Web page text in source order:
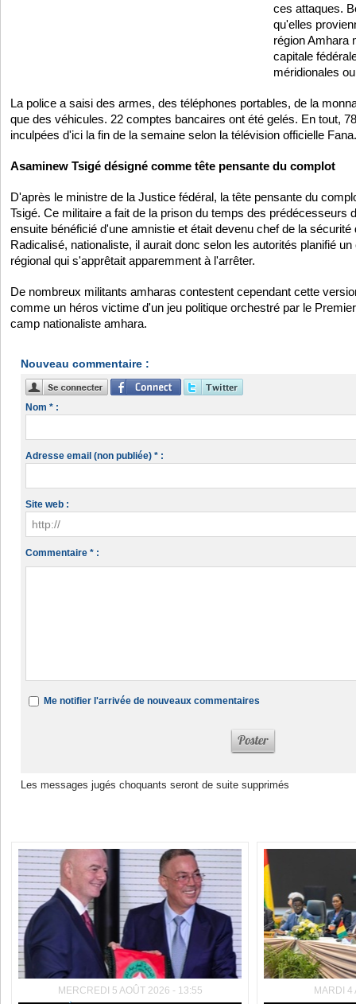
ces attaques.
qu'elles
région Amhara
capitale
méridionales
La police a saisi des armes, des téléphones portables, de la
que des véhicules. 22 comptes bancaires ont été gelés. En tout,
inculpées d'ici la fin de la semaine selon la télévision officielle
Asaminew Tsigé désigné comme tête pensante du complot
D'après le ministre de la Justice fédéral, la tête pensante du
Tsigé. Ce militaire a fait de la prison du temps des prédécesseurs
ensuite bénéficié d'une amnistie et était devenu chef de la sécurité
Radicalisé, nationaliste, il aurait donc selon les autorités planifié
régional qui s'apprêtait apparemment à l'arrêter.
De nombreux militants amharas contestent cependant cette
comme un héros victime d'un jeu politique orchestré par le
camp nationaliste amhara.
Nouveau commentaire :
Nom * :
Adresse email (non publiée) * :
Site web :
Commentaire * :
Me notifier l'arrivée de nouveaux commentaires
Les messages jugés choquants seront de suite supprimés
MERCREDI 5 AOÛT 2026 - 13:55
MARDI 4